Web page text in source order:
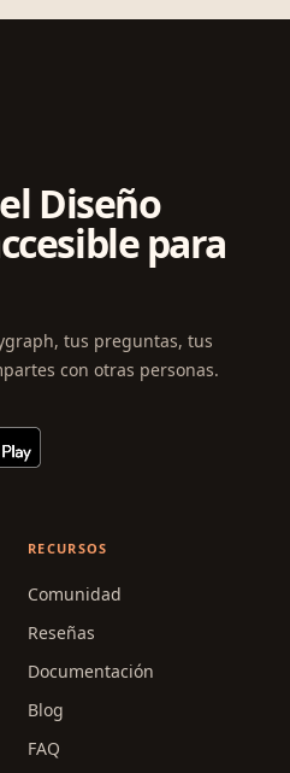
Diseño
para
tus preguntas, tus
con otras personas.
RECURSOS
Comunidad
Reseñas
Documentación
Blog
FAQ